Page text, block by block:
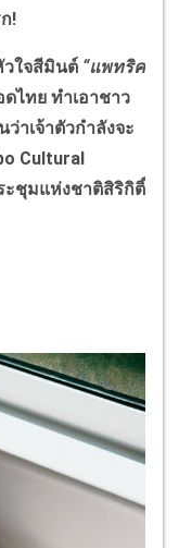
!
ใจสีมินต์ “แพทริค
ไทย ทำเอาชาว
าเจ้าตัวกำลังจะ
Cultural
ะชุมแห่งชาติสิริกิติ์